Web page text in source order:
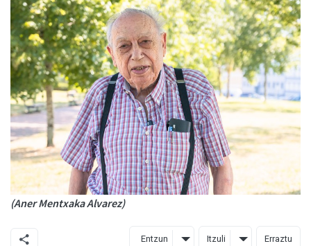
(Aner Mentxaka Alvarez)
Entzun Itzuli Erraztu